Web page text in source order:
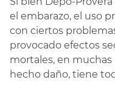
el embarazo, el uso
con ciertos
provocado efectos
mortales, en muchas
hecho daño, tiene